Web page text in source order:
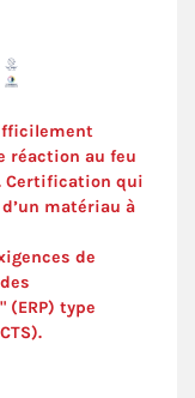
réaction au feu
Certification qui
matériau à
de
(ERP) type
CTS).